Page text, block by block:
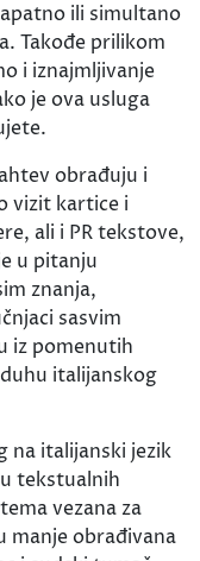
ili simultano
Takođe prilikom
i iznajmljivanje
je ova usluga
obrađuju i
vizit kartice i
ali i PR tekstove,
u pitanju
znanja,
sasvim
iz pomenutih
italijanskog
na italijanski jezik
tekstualnih
vezana za
manje obrađivana